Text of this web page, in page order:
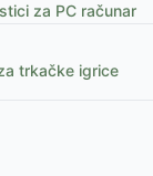
za PC računar
trkačke igrice